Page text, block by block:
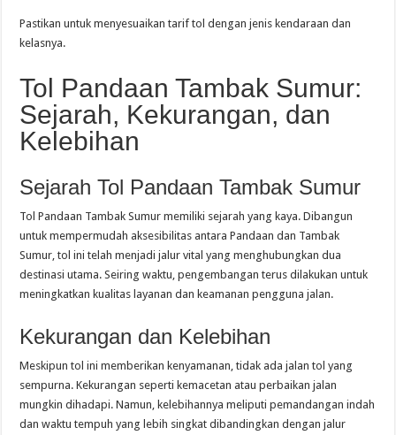
Pastikan untuk menyesuaikan tarif tol dengan jenis kendaraan dan
kelasnya.
Tol Pandaan Tambak Sumur:
Sejarah, Kekurangan, dan
Kelebihan
Sejarah Tol Pandaan Tambak Sumur
Tol Pandaan Tambak Sumur memiliki sejarah yang kaya. Dibangun
untuk mempermudah aksesibilitas antara Pandaan dan Tambak
Sumur, tol ini telah menjadi jalur vital yang menghubungkan dua
destinasi utama. Seiring waktu, pengembangan terus dilakukan untuk
meningkatkan kualitas layanan dan keamanan pengguna jalan.
Kekurangan dan Kelebihan
Meskipun tol ini memberikan kenyamanan, tidak ada jalan tol yang
sempurna. Kekurangan seperti kemacetan atau perbaikan jalan
mungkin dihadapi. Namun, kelebihannya meliputi pemandangan indah
dan waktu tempuh yang lebih singkat dibandingkan dengan jalur